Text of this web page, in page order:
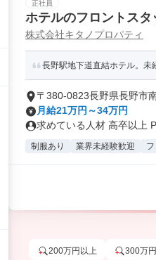
正社員
ホテルのフロントスタ
株式会社キタノプロパティ
長野駅地下道直結ホテル。未
〒380-0823長野県長野市
月給21万円～34万円
求めている人材 高卒以上
制服あり 業界未経験歓迎
200万円以上 300万